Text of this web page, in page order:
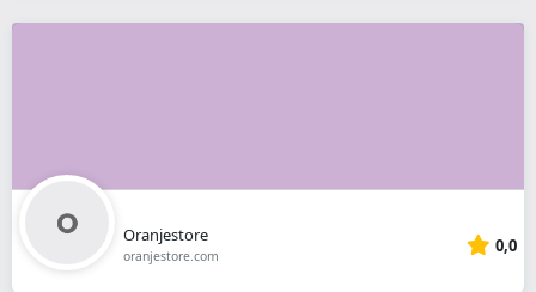
Oranjestore
oranjestore.com 0,0